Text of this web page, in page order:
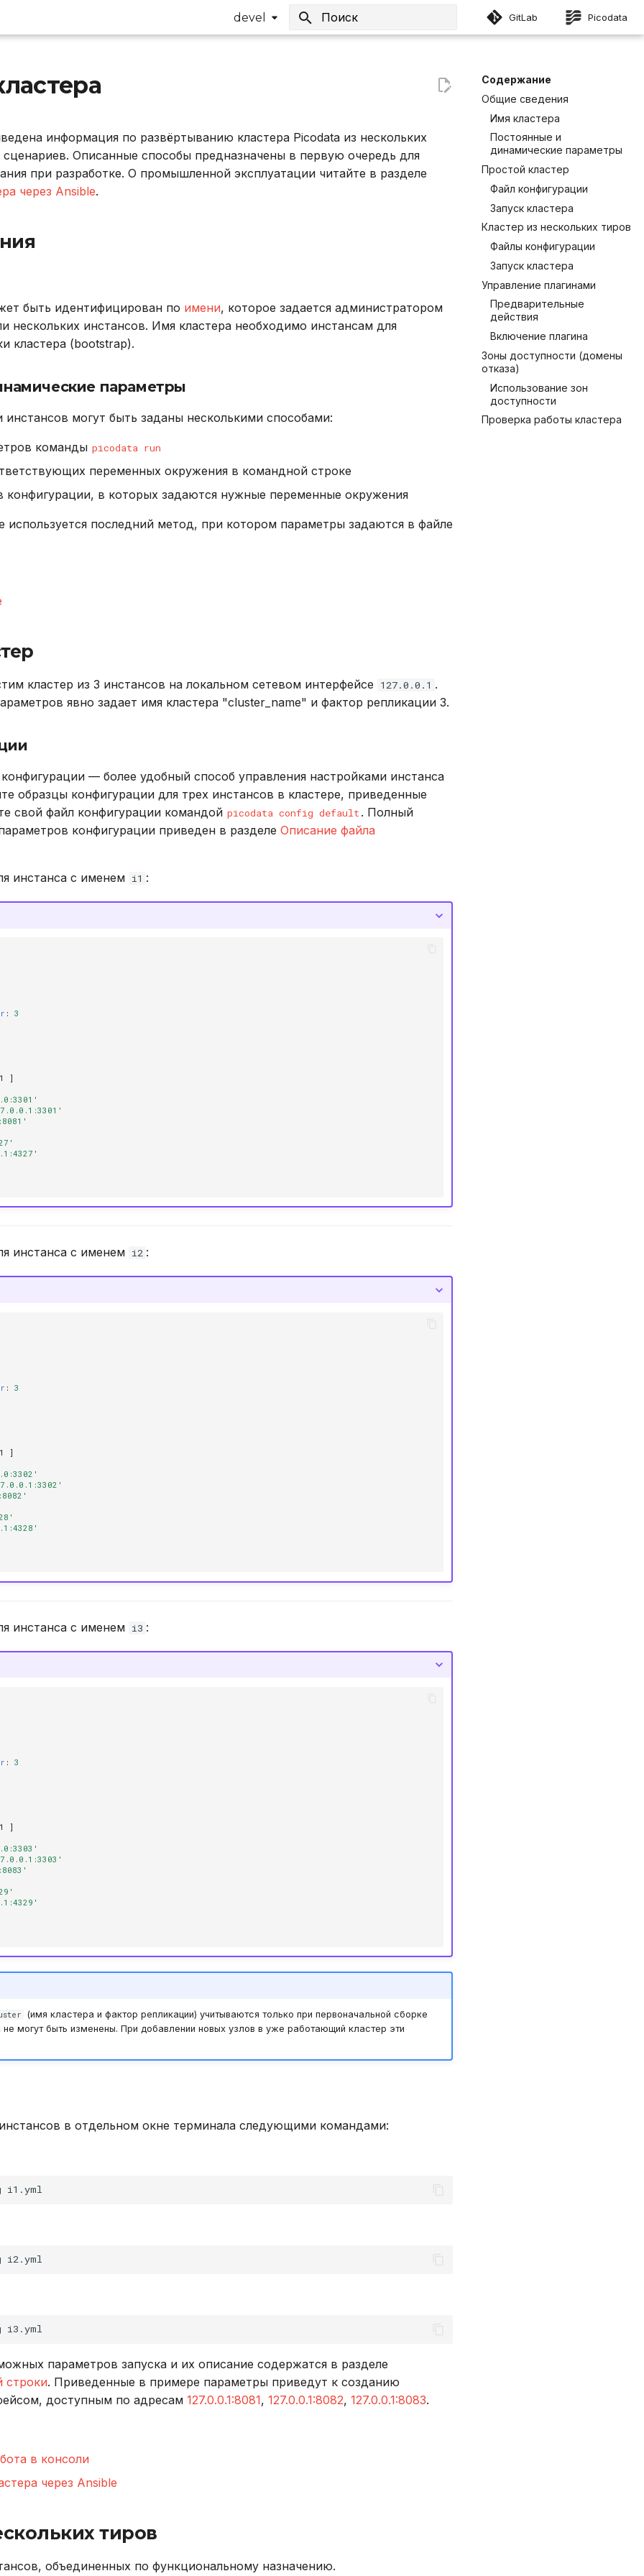
devel GitLab Picodata
Содержание
Общие сведения
Имя кластера
Постоянные и
динамические параметры
Простой кластер
Файл конфигурации
Запуск кластера
Кластер из нескольких тиров
Файлы конфигурации
Запуск кластера
Управление плагинами
Предварительные
действия
Включение плагина
Зоны доступности (домены
отказа)
Использование зон
доступности
Проверка работы кластера
информация по развёртыванию кластера Picodata из нескольких
сценариев. Описанные способы предназначены в первую очередь для
при разработке. О промышленной эксплуатации читайте в разделе
через Ansible.
быть идентифицирован по имени, которое задается администратором
нескольких инстансов. Имя кластера необходимо инстансам для
кластера (bootstrap).
параметры
могут быть заданы несколькими способами:
команды picodata run
переменных окружения в командной строке
в которых задаются нужные переменные окружения
используется последний метод, при котором параметры задаются в файле
кластер из 3 инстансов на локальном сетевом интерфейсе 127.0.0.1 .
явно задает имя кластера "cluster_name" и фактор репликации 3.
— более удобный способ управления настройками инстанса
образцы конфигурации для трех инстансов в кластере, приведенные
свой файл конфигурации командой picodata config default . Полный
конфигурации приведен в разделе Описание файла
инстанса с именем i1 :
: 3
]
инстанса с именем i2 :
: 3
]
инстанса с именем i3 :
: 3
]
(имя кластера и фактор репликации) учитываются только при первоначальной сборке
могут быть изменены. При добавлении новых узлов в уже работающий кластер эти
в отдельном окне терминала следующими командами:
параметров запуска и их описание содержатся в разделе
строки. Приведенные в примере параметры приведут к созданию
доступным по адресам 127.0.0.1:8081, 127.0.0.1:8082, 127.0.0.1:8083.
в консоли
через Ansible
тиров
объединенных по функциональному назначению.